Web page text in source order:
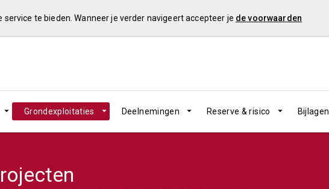
te bieden. Wanneer je verder navigeert accepteer je de voorwaarden
Grondexploitaties Deelnemingen Reserve & risico Bijlagen